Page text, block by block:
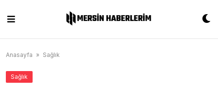
content
Anasayfa » Sağlık
Sağlık